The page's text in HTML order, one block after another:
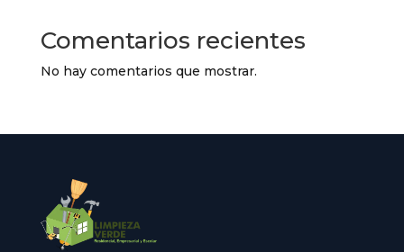
Comentarios recientes
No hay comentarios que mostrar.